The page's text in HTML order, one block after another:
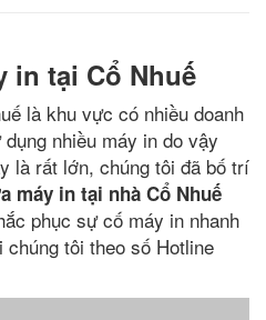
in tại Cổ Nhuế
là khu vực có nhiều doanh
nhiều máy in do vậy
là rất lớn, chúng tôi đã bố trí
máy in tại nhà Cổ Nhuế
phục sự cố máy in nhanh
tôi theo số Hotline